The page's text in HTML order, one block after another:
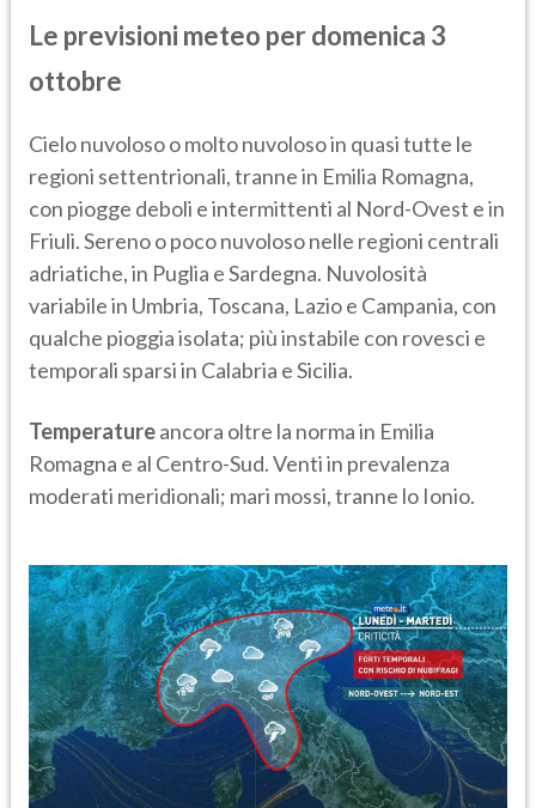
Le previsioni meteo per domenica 3
ottobre
Cielo nuvoloso o molto nuvoloso in quasi tutte le
regioni settentrionali, tranne in Emilia Romagna,
con piogge deboli e intermittenti al Nord-Ovest e in
Friuli. Sereno o poco nuvoloso nelle regioni centrali
adriatiche, in Puglia e Sardegna. Nuvolosità
variabile in Umbria, Toscana, Lazio e Campania, con
qualche pioggia isolata; più instabile con rovesci e
temporali sparsi in Calabria e Sicilia.
Temperatureancora oltre la norma in Emilia
Romagna e al Centro-Sud. Venti in prevalenza
moderati meridionali; mari mossi, tranne lo Ionio.